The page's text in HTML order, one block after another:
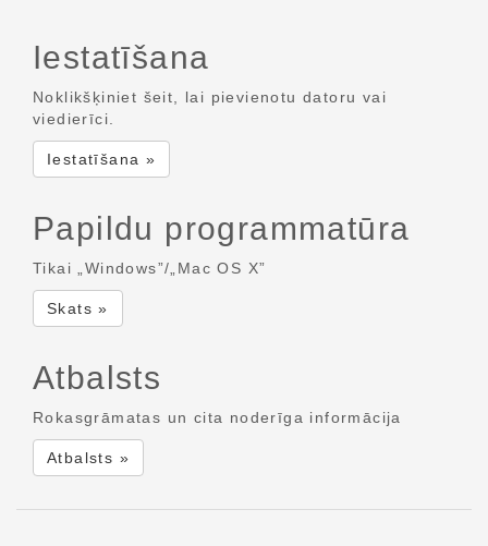
Iestatīšana
Noklikšķiniet šeit, lai pievienotu datoru vai
viedierīci.
Iestatīšana »
Papildu programmatūra
Tikai „Windows”/„Mac OS X”
Skats »
Atbalsts
Rokasgrāmatas un cita noderīga informācija
Atbalsts »